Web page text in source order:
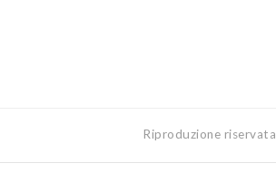
Riproduzione